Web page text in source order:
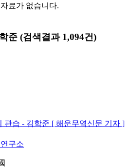
료가 없습니다.
준 (검색결과 1,094건)
관습 - 김학준 [ 해운무역신문 기자 ]
구소